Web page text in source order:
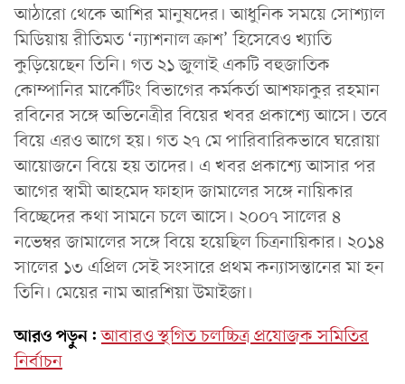
আঠারো থেকে আশির মানুষদের। আধুনিক সময়ে সোশ্যাল
মিডিয়ায় রীতিমত ‘ন্যাশনাল ক্রাশ’ হিসেবেও খ্যাতি
কুড়িয়েছেন তিনি। গত ২১ জুলাই একটি বহুজাতিক
কোম্পানির মার্কেটিং বিভাগের কর্মকর্তা আশফাকুর রহমান
রবিনের সঙ্গে অভিনেত্রীর বিয়ের খবর প্রকাশ্যে আসে। তবে
বিয়ে এরও আগে হয়। গত ২৭ মে পারিবারিকভাবে ঘরোয়া
আয়োজনে বিয়ে হয় তাদের। এ খবর প্রকাশ্যে আসার পর
আগের স্বামী আহমেদ ফাহাদ জামালের সঙ্গে নায়িকার
বিচ্ছেদের কথা সামনে চলে আসে। ২০০৭ সালের ৪
নভেম্বর জামালের সঙ্গে বিয়ে হয়েছিল চিত্রনায়িকার। ২০১৪
সালের ১৩ এপ্রিল সেই সংসারে প্রথম কন্যাসন্তানের মা হন
তিনি। মেয়ের নাম আরশিয়া উমাইজা।
আরও পড়ুন: আবারও স্থগিত চলচ্চিত্র প্রযোজক সমিতির
নির্বাচন